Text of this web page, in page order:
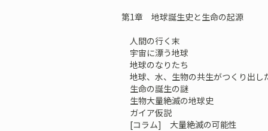
第1章 地球誕生史と生命の起源
人間の行く末
宇宙に漂う地球
地球のなりたち
地球、水、生物の共生がつくり出し
生命の誕生の謎
生物大量絶滅の地球史
ガイア仮説
[コラム] 大量絶滅の可能性